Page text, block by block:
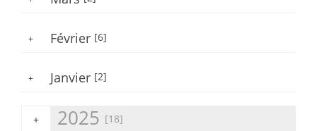
+ Février [6]
+ Janvier [2]
+ 2025 [18]